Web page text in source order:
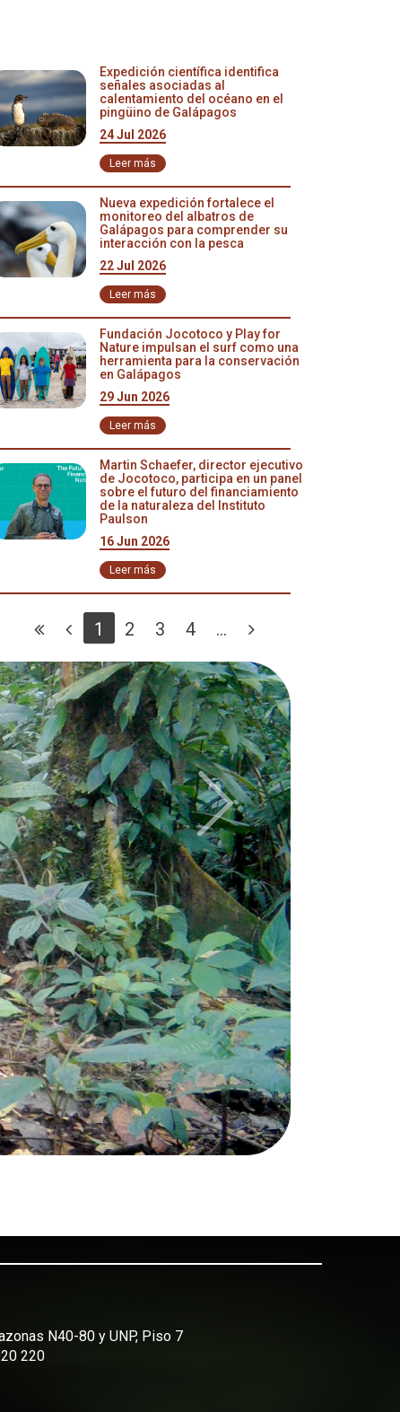
Expedición científica identifica
señales asociadas al
calentamiento del océano en el
pingüino de Galápagos
24 Jul 2026
Leer más
Nueva expedición fortalece el
monitoreo del albatros de
Galápagos para comprender su
interacción con la pesca
22 Jul 2026
Leer más
Fundación Jocotoco y Play for
Nature impulsan el surf como una
herramienta para la conservación
en Galápagos
29 Jun 2026
Leer más
Martin Schaefer, director ejecutivo
de Jocotoco, participa en un panel
sobre el futuro del financiamiento
de la naturaleza del Instituto
Paulson
16 Jun 2026
Leer más
1 2 3 4 ...
Next
N40-80 y UNP, Piso 7
220